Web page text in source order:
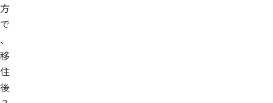
方
で
、
移
住
後